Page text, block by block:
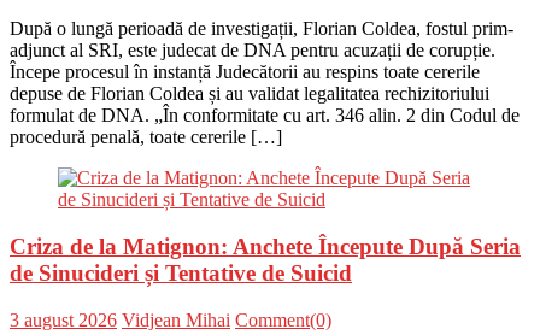
După o lungă perioadă de investigații, Florian Coldea, fostul prim-
adjunct al SRI, este judecat de DNA pentru acuzații de corupție.
Începe procesul în instanță Judecătorii au respins toate cererile
depuse de Florian Coldea și au validat legalitatea rechizitoriului
formulat de DNA. „În conformitate cu art. 346 alin. 2 din Codul de
procedură penală, toate cererile […]
Criza de la Matignon: Anchete Începute După Seria
de Sinucideri și Tentative de Suicid
Posted
3 august 2026 Author
Vidjean Mihai Comment(0)